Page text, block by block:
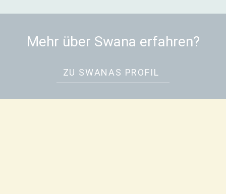
Mehr über Swana erfahren?
ZU SWANAS PROFIL